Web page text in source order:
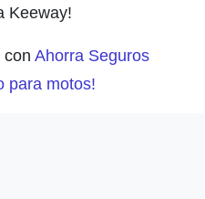
Keeway!
con Ahorra Seguros
para motos!